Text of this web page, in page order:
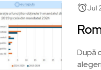
alarmJul
După